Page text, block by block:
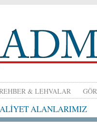
ALANLARIMIZ
& LEHVALAR